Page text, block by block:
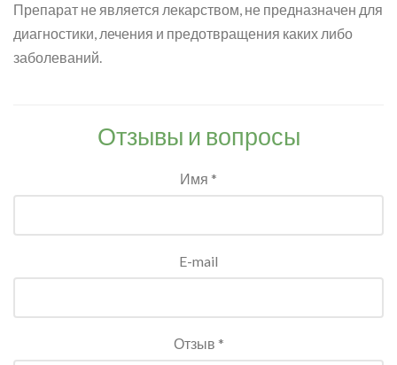
Препарат не является лекарством, не предназначен для
диагностики, лечения и предотвращения каких либо
заболеваний.
Отзывы и вопросы
Имя *
E-mail
Отзыв *